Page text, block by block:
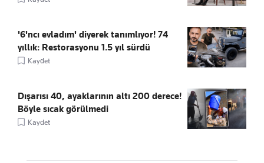
'6'ncı evladım' diyerek tanımlıyor! 74
yıllık: Restorasyonu 1.5 yıl sürdü
Kaydet
Dışarısı 40, ayaklarının altı 200 derece!
Böyle sıcak görülmedi
Kaydet